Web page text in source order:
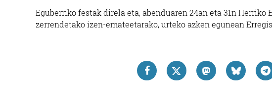
Eguberriko festak direla eta, abenduaren 24an eta 31n
zerrendetako izen-emateetarako, urteko azken egunean